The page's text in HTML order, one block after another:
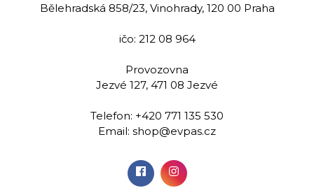
Bělehradská 858/23, Vinohrady, 120 00 Praha
ičo: 212 08 964
Provozovna
Jezvé 127, 471 08 Jezvé
Telefon: +420 771 135 530
Email: shop@evpas.cz